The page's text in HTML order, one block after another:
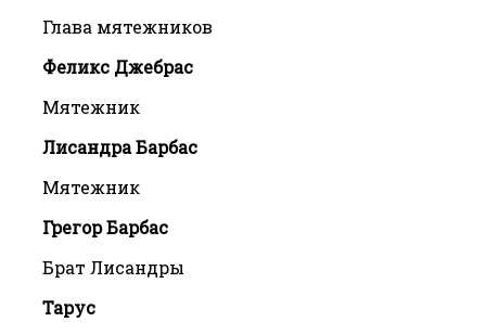
Глава мятежников
Феликс Джебрас
Мятежник
Лисандра Барбас
Мятежник
Грегор Барбас
Брат Лисандры
Тарус